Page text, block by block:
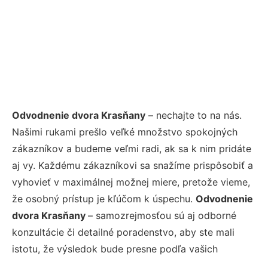
Odvodnenie dvora Krasňany – nechajte to na nás.
Našimi rukami prešlo veľké množstvo spokojných
zákazníkov a budeme veľmi radi, ak sa k nim pridáte
aj vy. Každému zákazníkovi sa snažíme prispôsobiť a
vyhovieť v maximálnej možnej miere, pretože vieme,
že osobný prístup je kľúčom k úspechu. Odvodnenie
dvora Krasňany – samozrejmosťou sú aj odborné
konzultácie či detailné poradenstvo, aby ste mali
istotu, že výsledok bude presne podľa vašich